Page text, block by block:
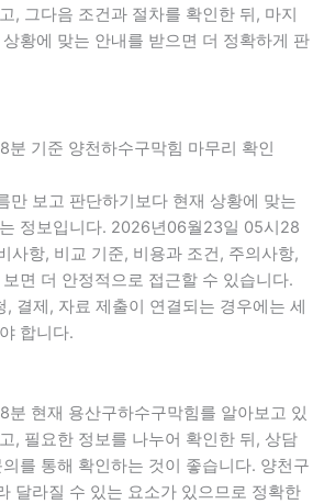
, 그다음 조건과 절차를 확인한 뒤, 마지
황에 맞는 안내를 받으면 더 정확하게 판
기준 양천하수구막힘 마무리 확인
만 보고 판단하기보다 현재 상황에 맞는
정보입니다. 2026년06월23일 05시28
사항, 비교 기준, 비용과 조건, 주의사항,
면 더 안정적으로 접근할 수 있습니다.
, 결제, 자료 제출이 연결되는 경우에는 세
합니다.
현재 용산구하수구막힘를 알아보고 있
, 필요한 정보를 나누어 확인한 뒤, 상담
를 통해 확인하는 것이 좋습니다. 양천구
달라질 수 있는 요소가 있으므로 정확한